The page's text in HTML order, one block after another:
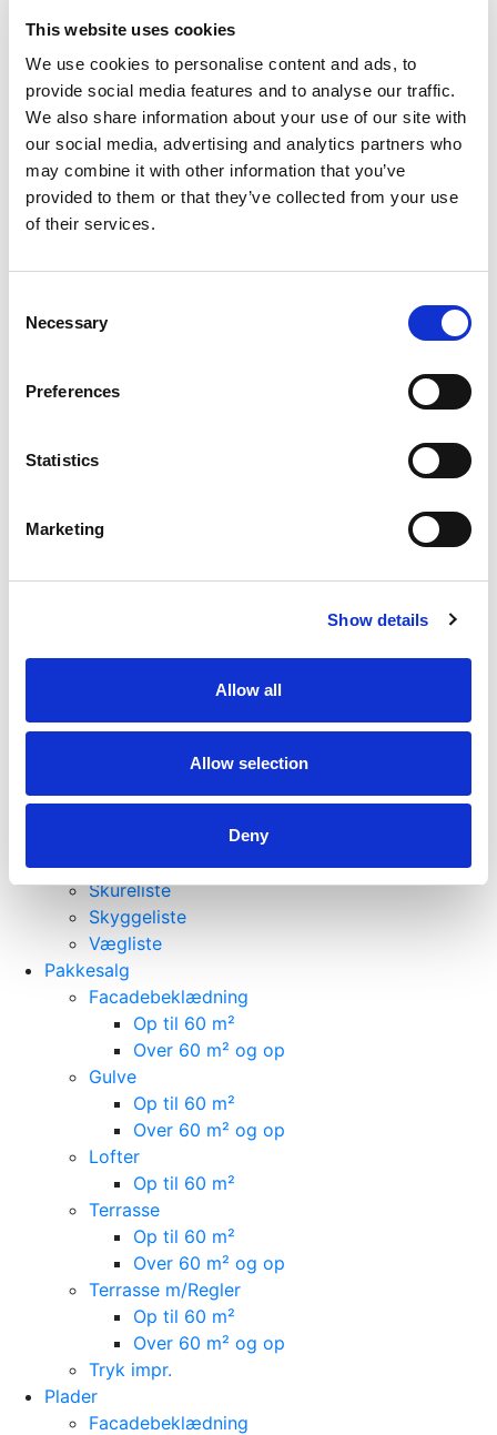
This website uses cookies
We use cookies to personalise content and ads, to
provide social media features and to analyse our traffic.
We also share information about your use of our site with
our social media, advertising and analytics partners who
may combine it with other information that you’ve
provided to them or that they’ve collected from your use
of their services.
Selection
Necessary
Preferences
Statistics
Marketing
Show details
Allow all
Allow selection
Deny
Gulvisolering EPS60
Gulvisolering EPS80
Gulvisolering Super EPS60
Gulvisolering Super EPS80
Komposit
Kirkedal terrasse "Solid"
Kirkedal terrasse Wideplank "Solid"
Komposit Hegn
bredde 100 mm
bredde 140 mm
bredde 200 mm
bredde 80 mm
Fejeliste
Hulkelliste
Hvid Malet Lister
Notliste
Primo Plast lister
Rundstokke
Skureliste
Skyggeliste
Vægliste
Pakkesalg
Facadebeklædning
Op til 60 m²
Over 60 m² og op
Gulve
Op til 60 m²
Over 60 m² og op
Lofter
Op til 60 m²
Terrasse
Op til 60 m²
Over 60 m² og op
Terrasse m/Regler
Op til 60 m²
Over 60 m² og op
Tryk impr.
Plader
Facadebeklædning